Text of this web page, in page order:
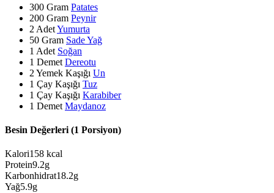
300 Gram Patates
200 Gram Peynir
2 AdetYumurta
50 Gram Sade Yağ
1 Adet Soğan
1 Demet Dereotu
2 Yemek Kaşığı Un
1 Çay Kaşığı Tuz
1 Çay Kaşığı Karabiber
1 Demet Maydanoz
Besin Değerleri (1 Porsiyon)
Kalori158 kcal
Protein9.2g
Karbonhidrat18.2g
Yağ5.9g